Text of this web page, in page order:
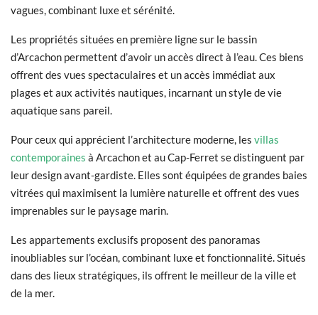
vagues, combinant luxe et sérénité.
Les propriétés situées en première ligne sur le bassin
d’Arcachon permettent d’avoir un accès direct à l’eau. Ces biens
offrent des vues spectaculaires et un accès immédiat aux
plages et aux activités nautiques, incarnant un style de vie
aquatique sans pareil.
Pour ceux qui apprécient l’architecture moderne, les villas
contemporaines à Arcachon et au Cap-Ferret se distinguent par
leur design avant-gardiste. Elles sont équipées de grandes baies
vitrées qui maximisent la lumière naturelle et offrent des vues
imprenables sur le paysage marin.
Les appartements exclusifs proposent des panoramas
inoubliables sur l’océan, combinant luxe et fonctionnalité. Situés
dans des lieux stratégiques, ils offrent le meilleur de la ville et
de la mer.